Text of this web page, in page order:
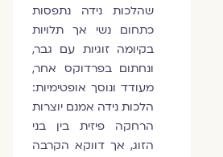
שהלכות נידה נתפסות
כתחום נשי אך תלויות
בקיומה זוגיות עם גבר,
ונחתום בפרדוקס אחר,
מעודד ונוסך אופטימיות:
הלכות נידה אמנם יוצרות
הרחקה פיזית בין בני
הזוג, אך דווקא הקרבה